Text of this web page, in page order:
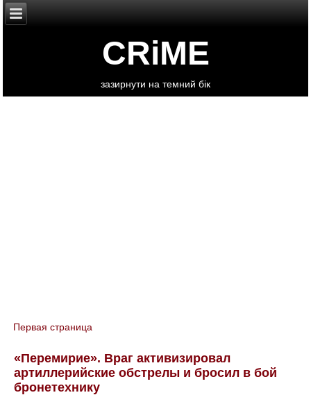
CRiME
зазирнути на темний бік
You are here
Первая страница
«Перемирие». Враг активизировал
артиллерийские обстрелы и бросил в бой
бронетехнику